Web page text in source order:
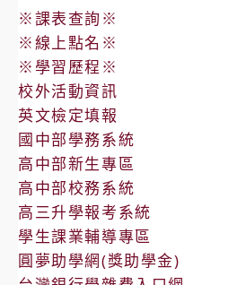
※課表查詢※
※線上點名※
※學習歷程※
校外活動資訊
英文檢定填報
國中部學務系統
高中部新生專區
高中部校務系統
高三升學報考系統
學生課業輔導專區
圓夢助學網(獎助學金)